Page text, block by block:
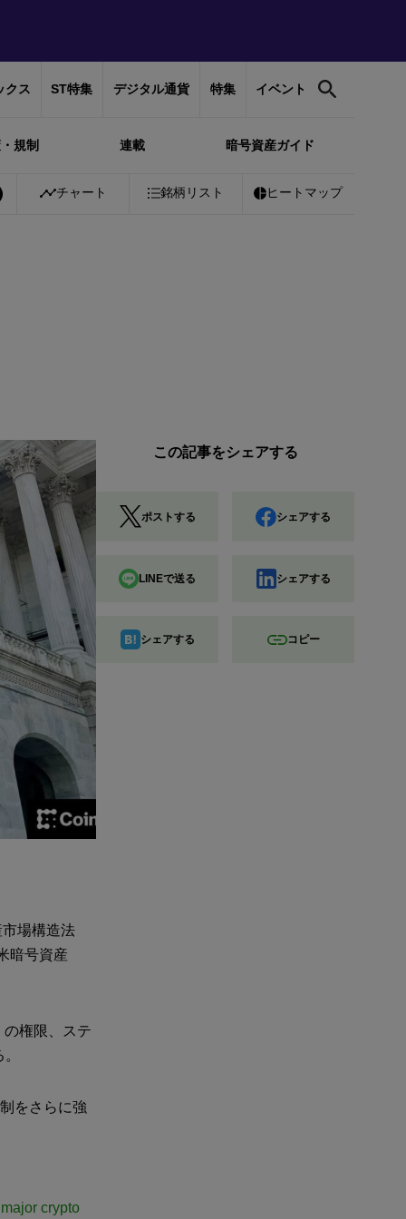
クス ST特集 デジタル通貨 特集 イベント
規制 連載 暗号資産ガイド
￥10,228,177 0.62% Ethereum ￥301,666+
チャート 銘柄リスト ヒートマップ
場構造法
暗号資産
権限、ステ
をさらに強
crypto
この記事をシェアする
ポストする シェアする
LINEで送る シェアする
シェアする コピー